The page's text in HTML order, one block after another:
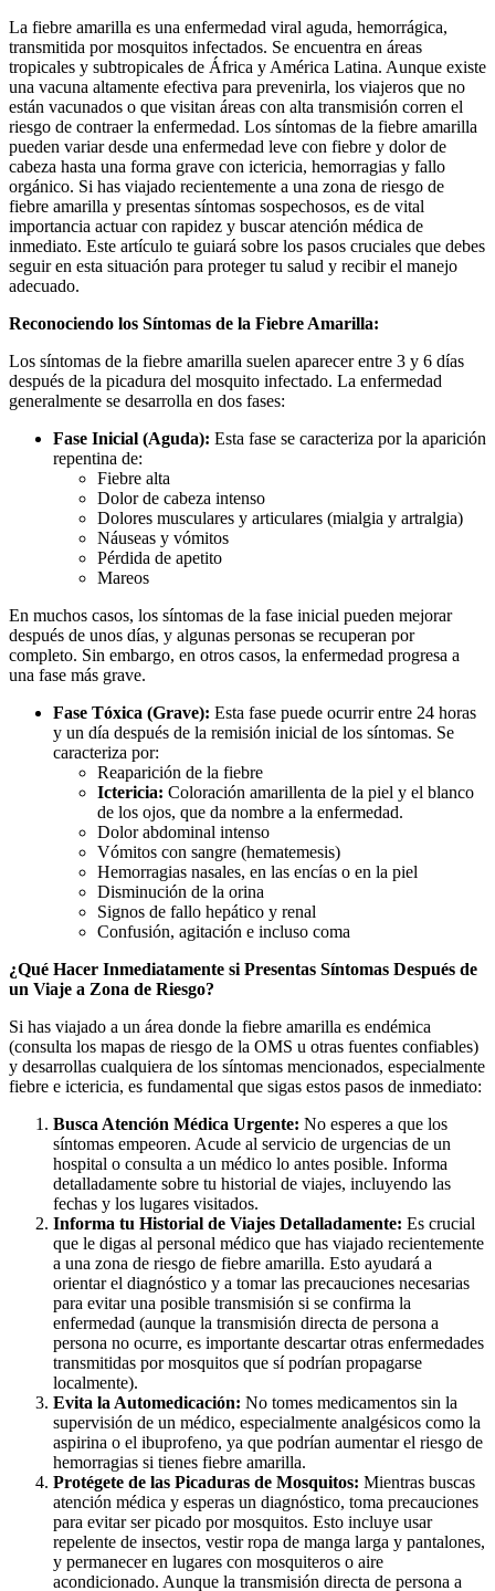
La fiebre amarilla es una enfermedad viral aguda, hemorrágica,
transmitida por mosquitos infectados. Se encuentra en áreas
tropicales y subtropicales de África y América Latina. Aunque existe
una vacuna altamente efectiva para prevenirla, los viajeros que no
están vacunados o que visitan áreas con alta transmisión corren el
riesgo de contraer la enfermedad. Los síntomas de la fiebre amarilla
pueden variar desde una enfermedad leve con fiebre y dolor de
cabeza hasta una forma grave con ictericia, hemorragias y fallo
orgánico. Si has viajado recientemente a una zona de riesgo de
fiebre amarilla y presentas síntomas sospechosos, es de vital
importancia actuar con rapidez y buscar atención médica de
inmediato. Este artículo te guiará sobre los pasos cruciales que debes
seguir en esta situación para proteger tu salud y recibir el manejo
adecuado.
Reconociendo los Síntomas de la Fiebre Amarilla:
Los síntomas de la fiebre amarilla suelen aparecer entre 3 y 6 días
después de la picadura del mosquito infectado. La enfermedad
generalmente se desarrolla en dos fases:
Fase Inicial (Aguda): Esta fase se caracteriza por la aparición
repentina de:
Fiebre alta
Dolor de cabeza intenso
Dolores musculares y articulares (mialgia y artralgia)
Náuseas y vómitos
Pérdida de apetito
Mareos
En muchos casos, los síntomas de la fase inicial pueden mejorar
después de unos días, y algunas personas se recuperan por
completo. Sin embargo, en otros casos, la enfermedad progresa a
una fase más grave.
Fase Tóxica (Grave): Esta fase puede ocurrir entre 24 horas
y un día después de la remisión inicial de los síntomas. Se
caracteriza por:
Reaparición de la fiebre
Ictericia: Coloración amarillenta de la piel y el blanco
de los ojos, que da nombre a la enfermedad.
Dolor abdominal intenso
Vómitos con sangre (hematemesis)
Hemorragias nasales, en las encías o en la piel
Disminución de la orina
Signos de fallo hepático y renal
Confusión, agitación e incluso coma
¿Qué Hacer Inmediatamente si Presentas Síntomas Después de
un Viaje a Zona de Riesgo?
Si has viajado a un área donde la fiebre amarilla es endémica
(consulta los mapas de riesgo de la OMS u otras fuentes confiables)
y desarrollas cualquiera de los síntomas mencionados, especialmente
fiebre e ictericia, es fundamental que sigas estos pasos de inmediato:
Busca Atención Médica Urgente: No esperes a que los
síntomas empeoren. Acude al servicio de urgencias de un
hospital o consulta a un médico lo antes posible. Informa
detalladamente sobre tu historial de viajes, incluyendo las
fechas y los lugares visitados.
Informa tu Historial de Viajes Detalladamente: Es crucial
que le digas al personal médico que has viajado recientemente
a una zona de riesgo de fiebre amarilla. Esto ayudará a
orientar el diagnóstico y a tomar las precauciones necesarias
para evitar una posible transmisión si se confirma la
enfermedad (aunque la transmisión directa de persona a
persona no ocurre, es importante descartar otras enfermedades
transmitidas por mosquitos que sí podrían propagarse
localmente).
Evita la Automedicación: No tomes medicamentos sin la
supervisión de un médico, especialmente analgésicos como la
aspirina o el ibuprofeno, ya que podrían aumentar el riesgo de
hemorragias si tienes fiebre amarilla.
Protégete de las Picaduras de Mosquitos: Mientras buscas
atención médica y esperas un diagnóstico, toma precauciones
para evitar ser picado por mosquitos. Esto incluye usar
repelente de insectos, vestir ropa de manga larga y pantalones,
y permanecer en lugares con mosquiteros o aire
acondicionado. Aunque la transmisión directa de persona a